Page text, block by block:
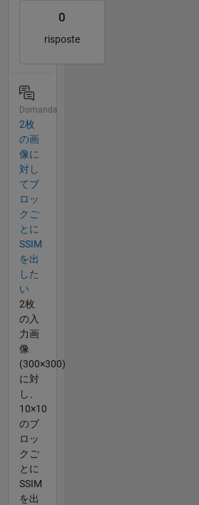
0
risposte
Domanda
2枚
の画
像に
対し
てブ
ロッ
クご
とに
SSIM
を出
した
い
2枚
の入
力画
像
(300×300)
に対
し、
10×10
のブ
ロッ
クご
とに
SSIM
を出